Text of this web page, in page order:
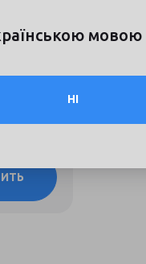
DSJ-
мовою
НІ